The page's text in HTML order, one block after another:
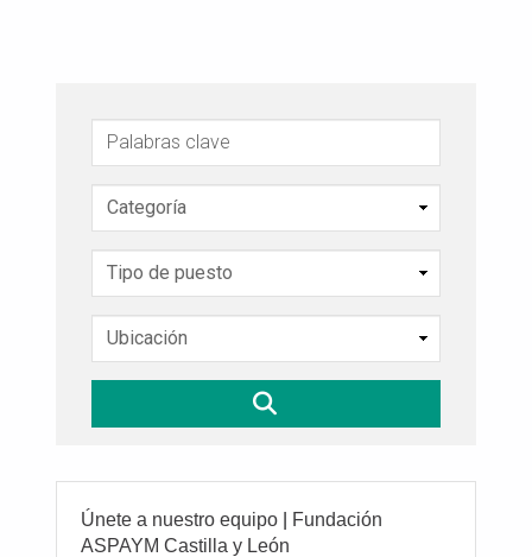
Palabras clave
Únete a nuestro equipo| Fundación
ASPAYM Castilla y León